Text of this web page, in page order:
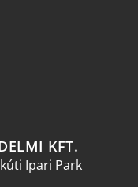
KFT.
Ipari Park